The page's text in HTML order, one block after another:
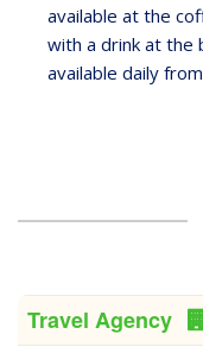
available at the
with a drink at the
available daily
Travel Agency